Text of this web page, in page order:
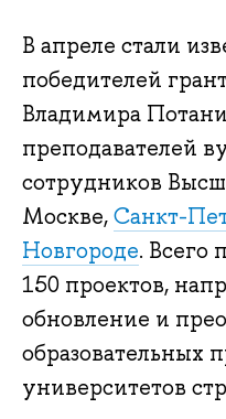
В апреле стали
победителей
Владимира
преподавателей
сотрудников
Москве,Санкт-
Новгороде. Всего
150 проектов,
обновление и
образовательных
университетов